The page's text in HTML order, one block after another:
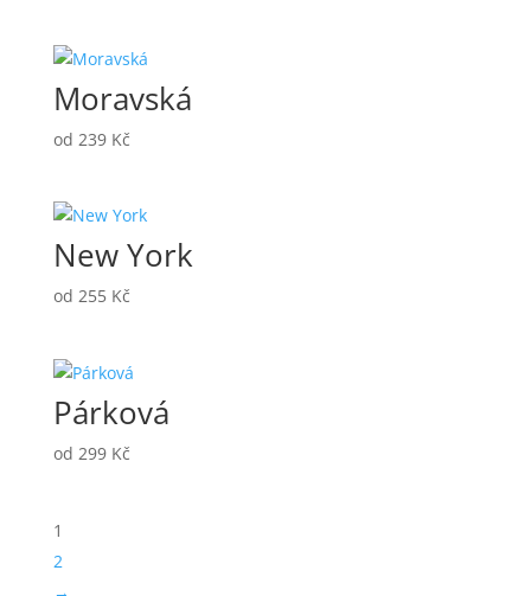
Moravská
od 239 Kč
New York
od 255 Kč
Párková
od 299 Kč
1
2